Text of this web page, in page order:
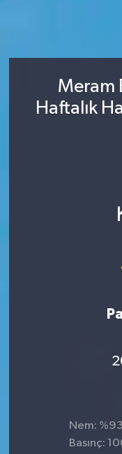
Meram
Haftalık
Nem:
Basınç: